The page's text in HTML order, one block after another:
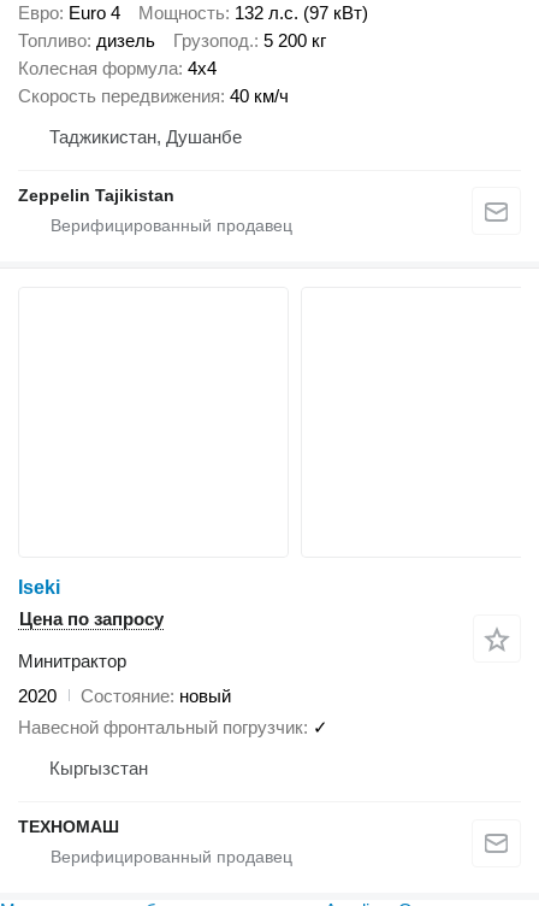
Евро Euro 4 Мощность 132 л.с. (97 кВт)
Топливо дизель Грузопод. 5 200 кг
Колесная формула 4x4
Скорость передвижения 40 км/ч
Таджикистан, Душанбе
Zeppelin Tajikistan
Iseki
Цена по запросу
Минитрактор
2020
Состояние новый
Навесной фронтальный погрузчик ✓
Кыргызстан
ТЕХНОМАШ